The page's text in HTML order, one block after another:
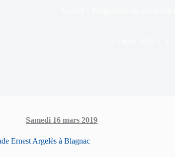
Samedi 16 mars 2019
Ernest Argelès à Blagnac